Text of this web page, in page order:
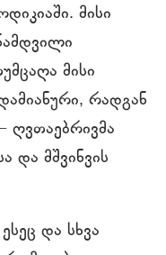
მისი
მისი
რადგან
ღვთაებრივმა
და მშვინვის
და სხვა